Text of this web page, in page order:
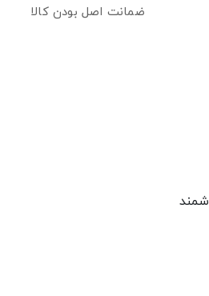
ضمانت اصل بودن کالا